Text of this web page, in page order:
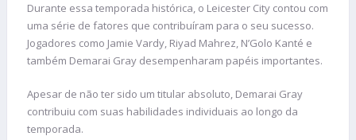
Durante essa temporada histórica, o Leicester City contou com
uma série de fatores que contribuíram para o seu sucesso.
Jogadores como Jamie Vardy, Riyad Mahrez, N’Golo Kanté e
também Demarai Gray desempenharam papéis importantes.
Apesar de não ter sido um titular absoluto, Demarai Gray
contribuiu com suas habilidades individuais ao longo da
temporada.